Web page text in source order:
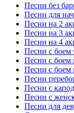
Песни без
Песни для
Песни на 2
Песни на 3
Песни на 4
Песни с боем
Песни с боем
Песни с боем
Песни
Песни с
Песни с
Песни для